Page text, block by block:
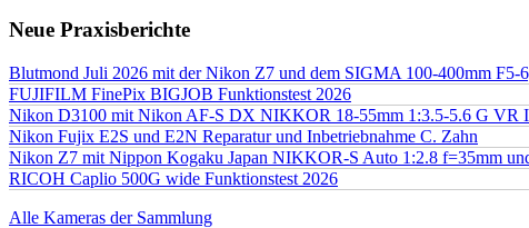
Neue Praxisberichte
Blutmond Juli 2026 mit der Nikon Z7 und dem SIGMA 100-400mm
FUJIFILM FinePix BIGJOB Funktionstest 2026
Nikon D3100 mit Nikon AF-S DX NIKKOR 18-55mm 1:3.5-5.6 G VR
Nikon Fujix E2S und E2N Reparatur und Inbetriebnahme C. Zahn
Nikon Z7 mit Nippon Kogaku Japan NIKKOR-S Auto 1:2.8 f=35mm
RICOH Caplio 500G wide Funktionstest 2026
Alle Kameras der Sammlung